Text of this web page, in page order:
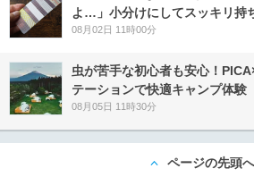
よ…」小分けにしてスッキリ持
08月02日 11時00分
虫が苦手な初心者も安心！
テーションで快適キャンプ体験
08月05日 11時30分
ページの先頭へ